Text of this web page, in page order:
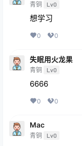
青铜 Lv0
想学习
0 0
失眠用火龙果
青铜 Lv0
6666
0 0
Mac
青铜 Lv0